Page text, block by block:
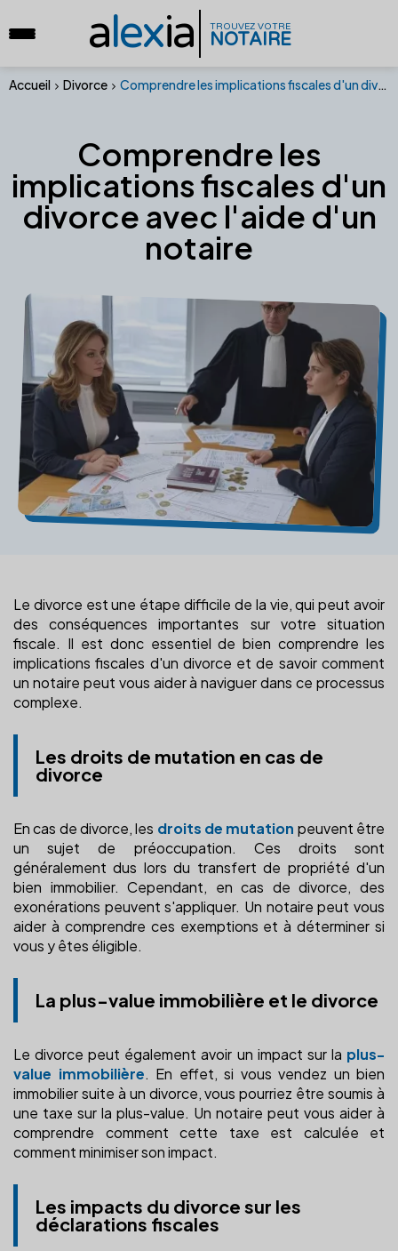
alexia TROUVEZ VOTRE
NOTAIRE
Accueil Divorce Comprendre les implications fiscales d'un divorce avec l'aide d'un notaire
Comprendre les
implications fiscales d'un
divorce avec l'aide d'un
notaire
Le divorce est une étape difficile de la vie, qui peut avoir
des conséquences importantes sur votre situation
fiscale. Il est donc essentiel de bien comprendre les
implications fiscales d'un divorce et de savoir comment
un notaire peut vous aider à naviguer dans ce processus
complexe.
Les droits de mutation en cas de
divorce
En cas de divorce, les droits de mutation peuvent être
un sujet de préoccupation. Ces droits sont
généralement dus lors du transfert de propriété d'un
bien immobilier. Cependant, en cas de divorce, des
exonérations peuvent s'appliquer. Un notaire peut vous
aider à comprendre ces exemptions et à déterminer si
vous y êtes éligible.
La plus-value immobilière et le divorce
Le divorce peut également avoir un impact sur la plus-
value immobilière. En effet, si vous vendez un bien
immobilier suite à un divorce, vous pourriez être soumis à
une taxe sur la plus-value. Un notaire peut vous aider à
comprendre comment cette taxe est calculée et
comment minimiser son impact.
Les impacts du divorce sur les
déclarations fiscales